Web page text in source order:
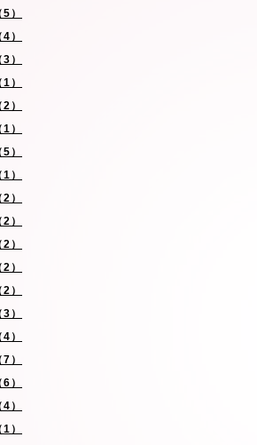
）
）
）
）
）
）
）
）
）
）
）
）
）
）
）
）
）
）
）